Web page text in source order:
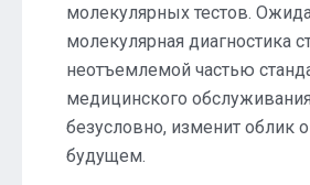
молекулярных тестов.
молекулярная диагностика
неотъемлемой частью
медицинского
безусловно, изменит облик
будущем.